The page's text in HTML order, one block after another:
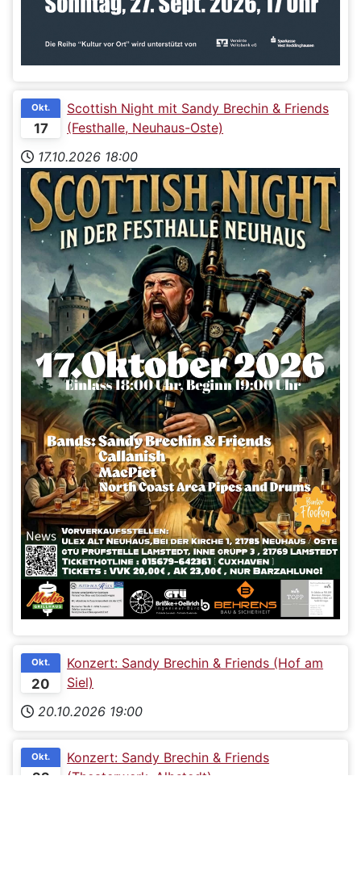
17
Okt.
Scottish Night mit Sandy Brechin & Friends
(Festhalle, Neuhaus-Oste)
17.10.2026 18:00
20
Okt.
Konzert: Sandy Brechin & Friends (Hof am
Siel)
20.10.2026 19:00
22
Okt.
Konzert: Sandy Brechin & Friends
(Theaterwerk, Albstedt)